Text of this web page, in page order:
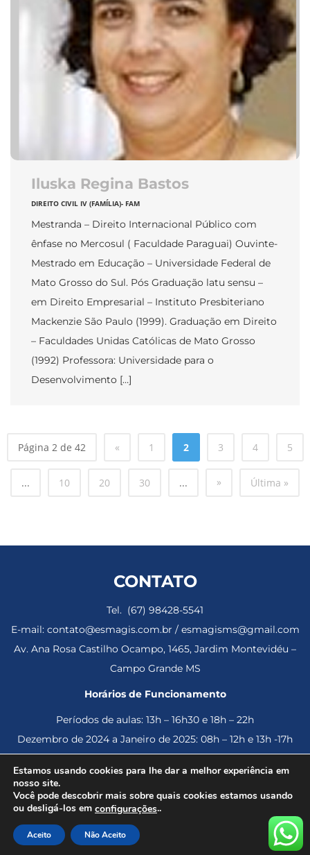
Iluska Regina Bastos
DIREITO CIVIL IV (FAMÍLIA)- FAM
Mestranda – Direito Internacional Público com
ênfase no Mercosul ( Faculdade Paraguai) Ouvinte-
Mestrado em Educação – Universidade Federal de
Mato Grosso do Sul. Pós Graduação latu sensu –
em Direito Empresarial – Instituto Presbiteriano
Mackenzie São Paulo (1999). Graduação em Direito
– Faculdades Unidas Católicas de Mato Grosso
(1992) Professora: Universidade para o
Desenvolvimento […]
Página 2 de 42 « 1 2 3 4 5
... 10 20 30 ... » Última »
CONTATO
Tel. (67) 98428-5541
E-mail: contato@esmagis.com.br / esmagisms@gmail.com
Av. Ana Rosa Castilho Ocampo, 1465, Jardim Montevidéu –
Campo Grande MS
Horários de Funcionamento
Períodos de aulas: 13h – 16h30 e 18h – 22h
Dezembro de 2024 a Janeiro de 2025: 08h – 12h e 13h -17h
© 2023 Esmagis – Escola da Magistratura de Mato Grosso do
Sul – Todos os direitos reservados.
Estamos usando cookies para lhe dar a melhor experiência em
nosso site.
Você pode descobrir mais sobre quais cookies estamos usando
ou desligá-los em configurações..
Aceito Não Aceito